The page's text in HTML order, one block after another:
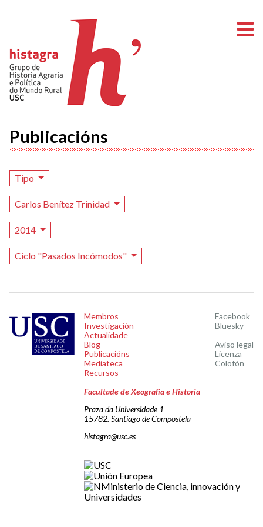
Publicacións
Tipo
Carlos Benítez Trinidad
2014
Ciclo "Pasados Incómodos"
Membros
Investigación
Actualidade
Blog
Publicacións
Mediateca
Recursos
Facebook
Bluesky
Aviso legal
Licenza
Colofón
Facultade de Xeografía e Historia
Praza da Universidade 1
15782. Santiago de Compostela
histagra@usc.es